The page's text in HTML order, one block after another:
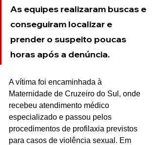
As equipes realizaram buscas e
conseguiram localizar e
prender o suspeito poucas
horas após a denúncia.
A vítima foi encaminhada à
Maternidade de Cruzeiro do Sul, onde
recebeu atendimento médico
especializado e passou pelos
procedimentos de profilaxia previstos
para casos de violência sexual. Em